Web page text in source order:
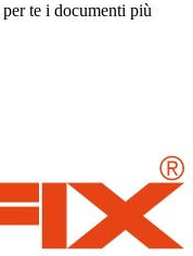
te i documenti più